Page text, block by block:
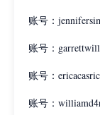
账号：
账号：
账号：
账号：